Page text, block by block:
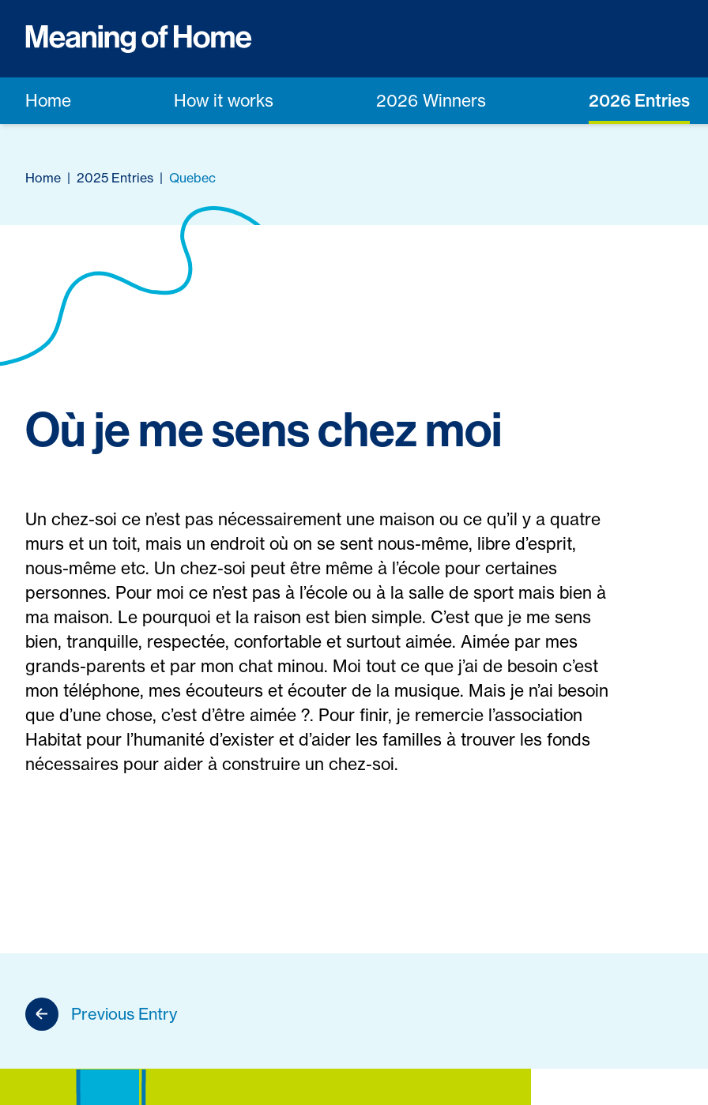
Home How it works 2026 Winners 2026 Entries
Home | 2025 Entries | Quebec
Où je me sens chez moi
Un chez-soi ce n’est pas nécessairement une maison ou ce qu’il y a quatre
murs et un toit, mais un endroit où on se sent nous-même, libre d’esprit,
nous-même etc. Un chez-soi peut être même à l’école pour certaines
personnes. Pour moi ce n’est pas à l’école ou à la salle de sport mais bien à
ma maison. Le pourquoi et la raison est bien simple. C’est que je me sens
bien, tranquille, respectée, confortable et surtout aimée. Aimée par mes
grands-parents et par mon chat minou. Moi tout ce que j’ai de besoin c’est
mon téléphone, mes écouteurs et écouter de la musique. Mais je n’ai besoin
que d’une chose, c’est d’être aimée ?. Pour finir, je remercie l’association
Habitat pour l’humanité d’exister et d’aider les familles à trouver les fonds
nécessaires pour aider à construire un chez-soi.
Previous Entry